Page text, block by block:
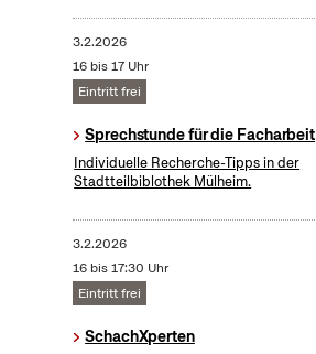
3.2.2026
16 bis 17 Uhr
Eintritt frei
Sprechstunde für die Facharbeit
Individuelle Recherche-Tipps in der
Stadtteilbiblothek Mülheim.
3.2.2026
16 bis 17:30 Uhr
Eintritt frei
SchachXperten